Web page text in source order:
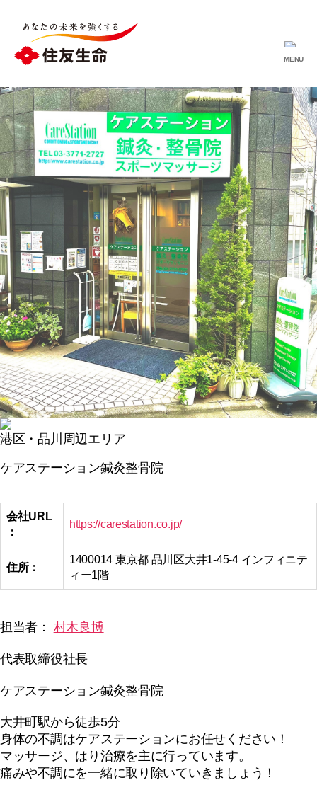
ミ
セ
イ
法
人
ク
ラ
ブ
MENU
港区・品川周辺エリア
ケアステーション鍼灸整骨院
会社URL
：
https://carestation.co.jp/
住所：
1400014 東京都 品川区大井1-45-4 インフィニテ
ィー1階
担当者： 村木良博
代表取締役社長
ケアステーション鍼灸整骨院
大井町駅から徒歩5分
身体の不調はケアステーションにお任せください！
マッサージ、はり治療を主に行っています。
痛みや不調にを一緒に取り除いていきましょう！